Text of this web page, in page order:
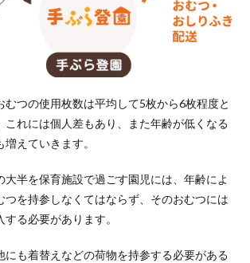
むつの使用枚数は平均して5枚から6枚程度と
これには個人差もあり、また年齢が低くなる
えていきます。
大半を保育施設で過ごす園児には、年齢によ
つを持参しなくてはならず、そのおむつには
る必要があります。
にも着替えなどの荷物を持参する必要がある